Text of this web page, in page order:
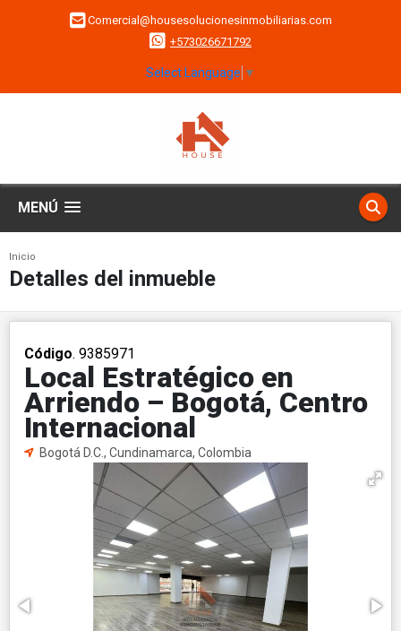
Comercial@housesolucionesinmobiliarias.com
+573026671792
Select Language ▼
MENÚ
Inicio
Detalles del inmueble
Código. 9385971
Local Estratégico en
Arriendo – Bogotá, Centro
Internacional
Bogotá D.C., Cundinamarca, Colombia